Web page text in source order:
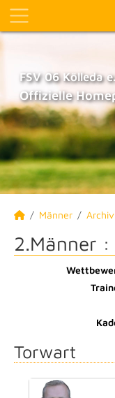
FSV 06 Kölleda
Offizielle
Männer Archiv
2.Männer :
Torwart